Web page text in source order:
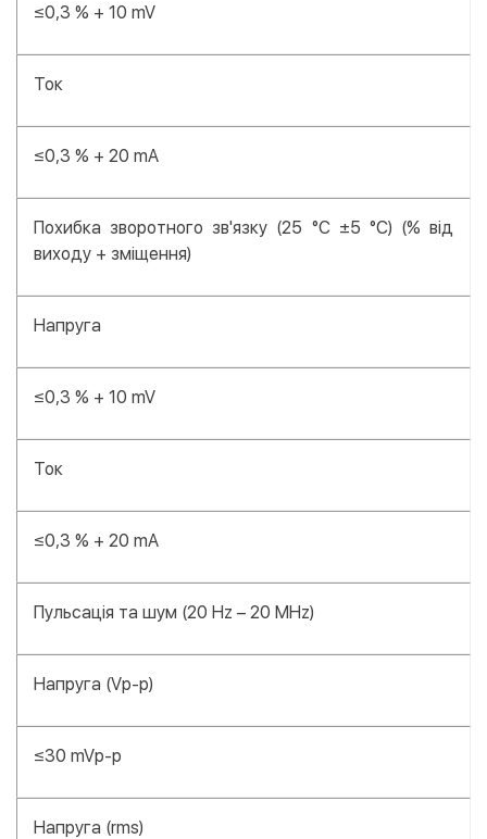
≤0,3 % + 10 mV
Ток
≤0,3 % + 20 mA
Похибка зворотного зв'язку (25 °С ±5 °С) (% від
виходу + зміщення)
Напруга
≤0,3 % + 10 mV
Ток
≤0,3 % + 20 mA
Пульсація та шум (20 Hz – 20 MHz)
Напруга (Vp-p)
≤30 mVp-p
Напруга (rms)